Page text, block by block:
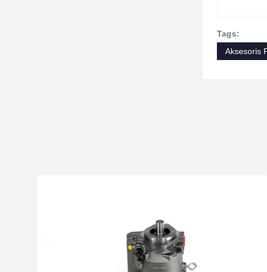
Tags:
Aksesoris